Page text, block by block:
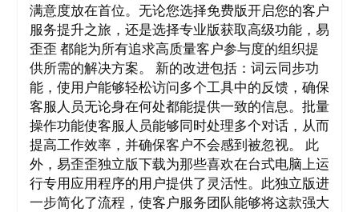
满意度放在首位。无论您选择免费版开启您的客户
服务提升之旅，还是选择专业版获取高级功能，易
歪歪 都能为所有追求高质量客户参与度的组织提
供所需的解决方案。 新的改进包括：词云同步功
能，使用户能够轻松访问多个工具中的反馈，确保
客服人员无论身在何处都能提供一致的信息。批量
操作功能使客服人员能够同时处理多个对话，从而
提高工作效率，并确保客户不会感到被忽视。 此
外，易歪歪独立版下载为那些喜欢在台式电脑上运
行专用应用程序的用户提供了灵活性。此独立版进
一步简化了流程，使客户服务团队能够将这款强大